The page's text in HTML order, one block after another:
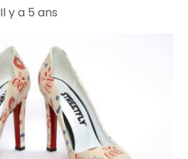
Il y a 5 ans